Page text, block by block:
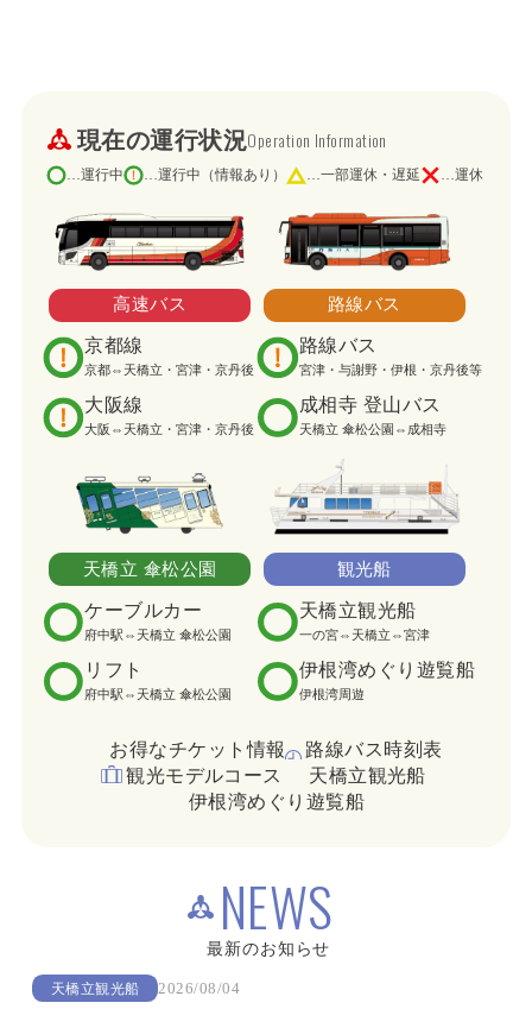
現在の運行状況Operation Information
…運行中 …運行中（情報あり） …一部運休・遅延 …運休
高速バス
京都線
京都⇔天橋立・宮津・京丹後
大阪線
大阪⇔天橋立・宮津・京丹後
路線バス
路線バス
宮津・与謝野・伊根・京丹後等
成相寺 登山バス
天橋立 傘松公園⇔成相寺
天橋立 傘松公園
ケーブルカー
府中駅⇔天橋立 傘松公園
リフト
府中駅⇔天橋立 傘松公園
観光船
天橋立観光船
一の宮⇔天橋立⇔宮津
伊根湾めぐり遊覧船
伊根湾周遊
お得なチケット情報
路線バス時刻表
観光モデルコース
天橋立観光船
伊根湾めぐり遊覧船
NEWS
最新のお知らせ
天橋立観光船 2026/08/04